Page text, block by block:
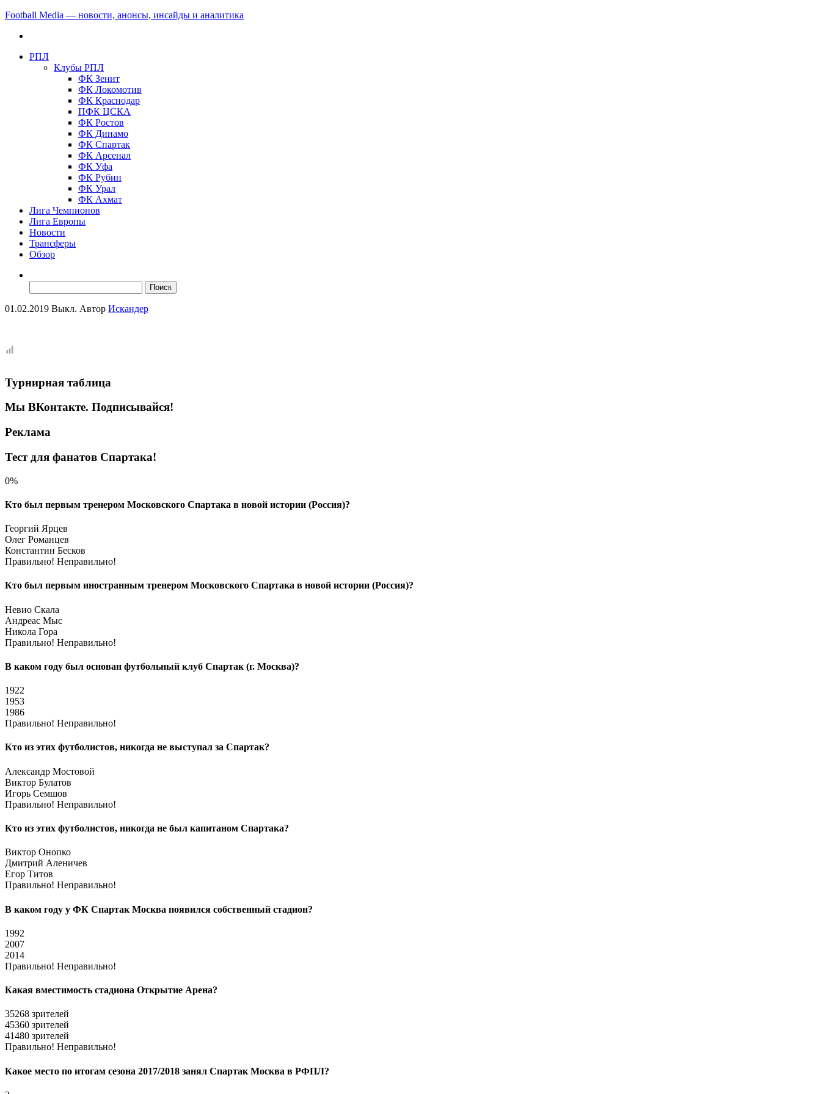
Football Media — новости, анонсы, инсайды и аналитика
РПЛ
Клубы РПЛ
ФК Зенит
ФК Локомотив
ФК Краснодар
ПФК ЦСКА
ФК Ростов
ФК Динамо
ФК Спартак
ФК Арсенал
ФК Уфа
ФК Рубин
ФК Урал
ФК Ахмат
Лига Чемпионов
Лига Европы
Новости
Трансферы
Обзор
01.02.2019 Выкл. Автор Искандер
Турнирная таблица
Мы ВКонтакте. Подписывайся!
Реклама
Тест для фанатов Спартака!
0%
Кто был первым тренером Московского Спартака в новой истории (Россия)?
Георгий Ярцев
Олег Романцев
Константин Бесков
Правильно! Неправильно!
Кто был первым иностранным тренером Московского Спартака в новой истории (Россия)?
Невио Скала
Андреас Мыс
Никола Гора
Правильно! Неправильно!
В каком году был основан футбольный клуб Спартак (г. Москва)?
1922
1953
1986
Правильно! Неправильно!
Кто из этих футболистов, никогда не выступал за Спартак?
Александр Мостовой
Виктор Булатов
Игорь Семшов
Правильно! Неправильно!
Кто из этих футболистов, никогда не был капитаном Спартака?
Виктор Онопко
Дмитрий Аленичев
Егор Титов
Правильно! Неправильно!
В каком году у ФК Спартак Москва появился собственный стадион?
1992
2007
2014
Правильно! Неправильно!
Какая вместимость стадиона Открытие Арена?
35268 зрителей
45360 зрителей
41480 зрителей
Правильно! Неправильно!
Какое место по итогам сезона 2017/2018 занял Спартак Москва в РФПЛ?